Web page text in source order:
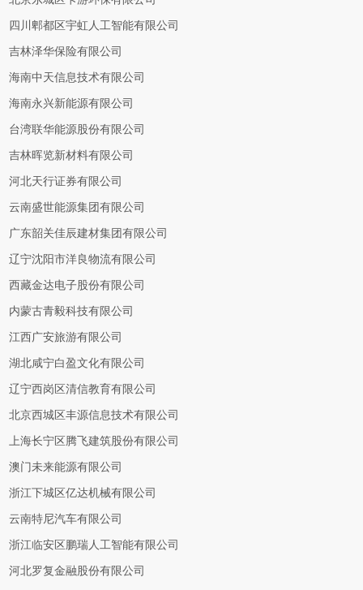
四川郫都区宇虹人工智能有限公司
吉林泽华保险有限公司
海南中天信息技术有限公司
海南永兴新能源有限公司
台湾联华能源股份有限公司
吉林晖览新材料有限公司
河北天行证券有限公司
云南盛世能源集团有限公司
广东韶关佳辰建材集团有限公司
辽宁沈阳市洋良物流有限公司
西藏金达电子股份有限公司
内蒙古青毅科技有限公司
江西广安旅游有限公司
湖北咸宁白盈文化有限公司
辽宁西岗区清信教育有限公司
北京西城区丰源信息技术有限公司
上海长宁区腾飞建筑股份有限公司
澳门未来能源有限公司
浙江下城区亿达机械有限公司
云南特尼汽车有限公司
浙江临安区鹏瑞人工智能有限公司
河北罗复金融股份有限公司